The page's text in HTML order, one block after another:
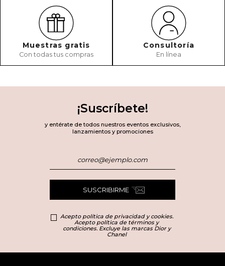
Muestras gratis
Con todas tus compras
Consultoría
En línea
¡Suscríbete!
y entérate de todos nuestros eventos exclusivos,
lanzamientos y promociones
SUSCRIBIRME
Acepto política de privacidad y cookies.
Acepto política de términos y
condiciones. Excluye las marcas Dior y
Chanel